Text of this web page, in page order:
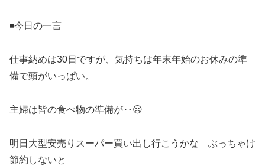
◾️今日の一言
仕事納めは30日ですが、気持ちは年末年始のお休みの準
備で頭がいっぱい。
主婦は皆の食べ物の準備が‥☹️
明日大型安売りスーパー買い出し行こうかな ぶっちゃけ
節約しないと